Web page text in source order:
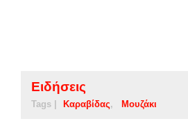
Ειδήσεις
Tags | Καραβίδας Μουζάκι